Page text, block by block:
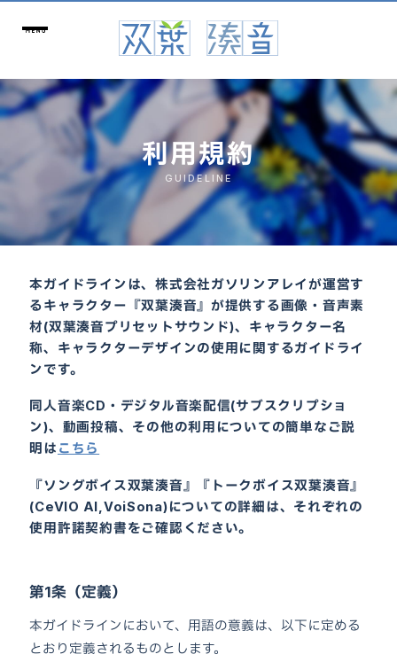
利用規約
GUIDELINE
本ガイドラインは、株式会社ガソリンアレイが運営す
るキャラクター『双葉湊音』が提供する画像・音声素
材(双葉湊音プリセットサウンド)、キャラクター名
称、キャラクターデザインの使用に関するガイドライ
ンです。
同人音楽CD・デジタル音楽配信(サブスクリプショ
ン)、動画投稿、その他の利用についての簡単なご説
明は こちら
『ソングボイス双葉湊音』『トークボイス双葉湊音』
(CeVIO AI,VoiSona)についての詳細は、それぞれの
使用許諾契約書をご確認ください。
第1条（定義）
本ガイドラインにおいて、用語の意義は、以下に定める
とおり定義されるものとします。